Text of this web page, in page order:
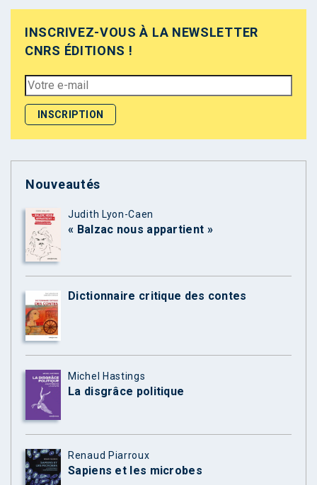
INSCRIVEZ-VOUS À LA NEWSLETTER
CNRS ÉDITIONS !
Nouveautés
Judith Lyon-Caen
« Balzac nous appartient »
Dictionnaire critique des contes
Michel Hastings
La disgrâce politique
Renaud Piarroux
Sapiens et les microbes